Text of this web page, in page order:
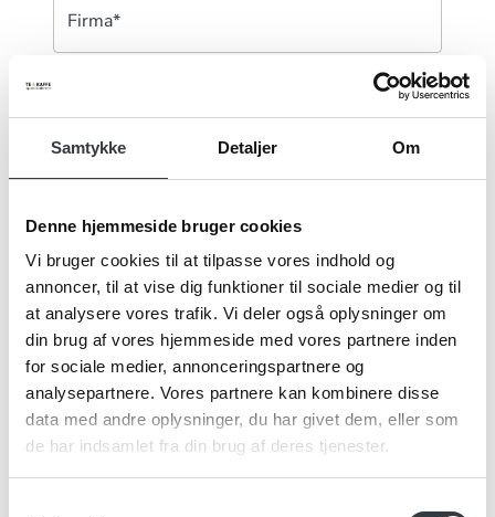
Samtykke Detaljer Om
Denne hjemmeside bruger cookies
Vi bruger cookies til at tilpasse vores indhold og
annoncer, til at vise dig funktioner til sociale medier og til
at analysere vores trafik. Vi deler også oplysninger om
din brug af vores hjemmeside med vores partnere inden
for sociale medier, annonceringspartnere og
analysepartnere. Vores partnere kan kombinere disse
data med andre oplysninger, du har givet dem, eller som
de har indsamlet fra din brug af deres tjenester.
Firma*
Telefonnr.*
Email*
Kommentar
Jeg bekræfter at have læst TE & KAFFE
specialistenspersondatapolitik. *